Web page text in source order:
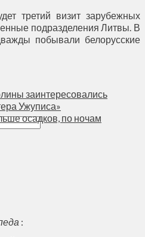
третий визит зарубежных
подразделения Литвы. В
побывали белорусские
заинтересовались
Ужуписа»
осадков, по ночам
: